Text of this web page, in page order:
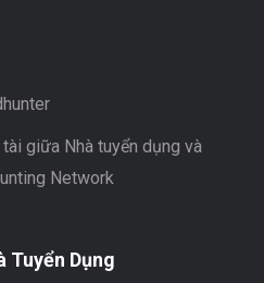
giữa Nhà tuyển dụng và
Network
Tuyển Dụng